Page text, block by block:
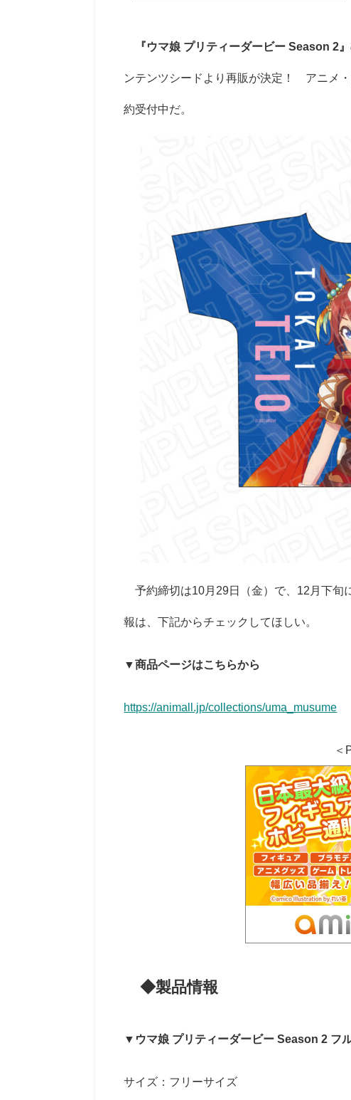
『ウマ娘 プリティーダービー Season 2』
ンテンツシードより再販が決定！ アニメ
約受付中だ。
予約締切は10月29日（金）で、12月下旬
報は、下記からチェックしてほしい。
▼商品ページはこちらから
https://animall.jp/collections/uma_musume
＜
◆製品情報
▼ウマ娘 プリティーダービー Season 2 フ
サイズ：フリーサイズ